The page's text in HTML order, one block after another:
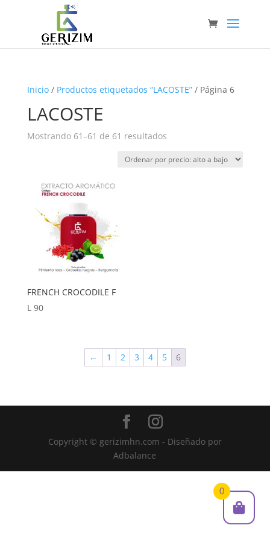
Inicio/ Productos etiquetados “LACOSTE”/ Página 6
LACOSTE
Mostrando 61–61 de 61 resultadosOrdenado
precio:
FRENCH CROCODILE F
L90
← 1 2 3 4 5 6
Copyright © gerizimhn.com - Diseñado por
Adbalance
0